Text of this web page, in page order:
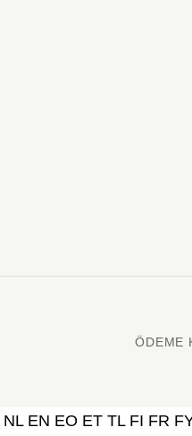
ÖDEME
NL EN EO ET TL FI FR